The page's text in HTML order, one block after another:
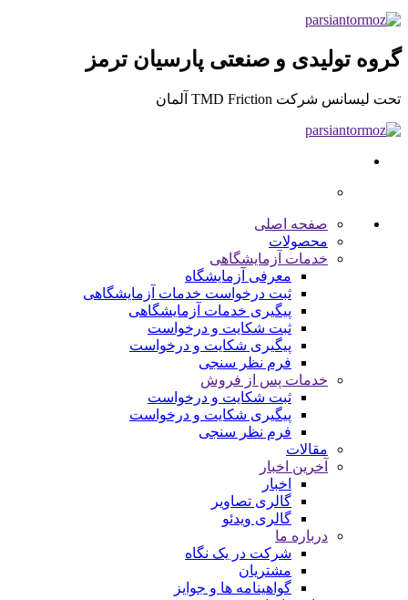
گروه تولیدی و صنعتی پارسیان ترمز
تحت لیسانس شرکت TMD Friction آلمان
صفحه اصلی
محصولات
خدمات آزمایشگاهی
معرفی آزمایشگاه
ثبت درخواست خدمات آزمایشگاهی
پیگیری خدمات آزمایشگاهی
ثبت شکایت و درخواست
پیگیری شکایت و درخواست
فرم نظر سنجی
خدمات پس از فروش
ثبت شکایت و درخواست
پیگیری شکایت و درخواست
فرم نظر سنجی
مقالات
آخرین اخبار
اخبار
گالری تصاویر
گالری ویدئو
درباره ما
شرکت در یک نگاه
مشتریان
گواهینامه ها و جوایز